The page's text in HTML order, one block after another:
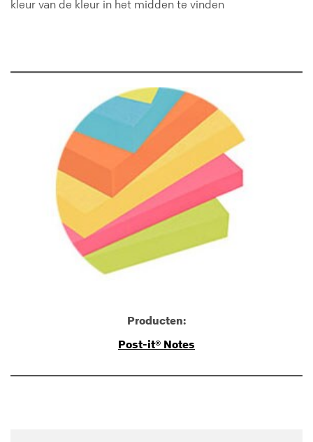
kleur van de kleur in het midden te vinden
Producten:
Post-it® Notes